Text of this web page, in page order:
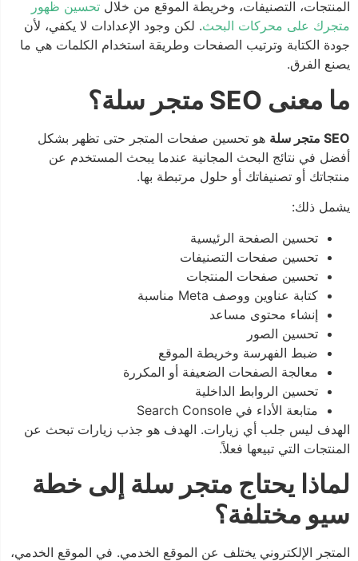
المنتجات، التصنيفات، وخريطة الموقع من خلال
تحسين ظهور
متجرك على محركات البحث. لكن وجود الإعدادات لا يكفي، لأن
جودة الكتابة وترتيب الصفحات وطريقة استخدام الكلمات هي ما
يصنع الفرق.
ما معنى SEO متجر سلة؟
SEO متجر سلة
هو تحسين صفحات المتجر حتى تظهر بشكل
أفضل في نتائج البحث المجانية عندما يبحث المستخدم عن
منتجاتك أو تصنيفاتك أو حلول مرتبطة بها.
يشمل ذلك:
تحسين الصفحة الرئيسية
تحسين صفحات التصنيفات
تحسين صفحات المنتجات
كتابة عناوين ووصف Meta مناسبة
إنشاء محتوى مساعد
تحسين الصور
ضبط الفهرسة وخريطة الموقع
معالجة الصفحات الضعيفة أو المكررة
تحسين الروابط الداخلية
متابعة الأداء في Search Console
الهدف ليس جلب أي زيارات. الهدف هو جذب زيارات تبحث عن
المنتجات التي تبيعها فعلاً.
لماذا يحتاج متجر سلة إلى خطة
سيو مختلفة؟
المتجر الإلكتروني يختلف عن الموقع الخدمي. في الموقع الخدمي،